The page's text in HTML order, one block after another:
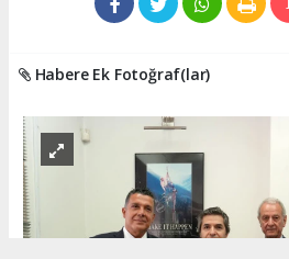
Habere Ek Fotoğraf(lar)